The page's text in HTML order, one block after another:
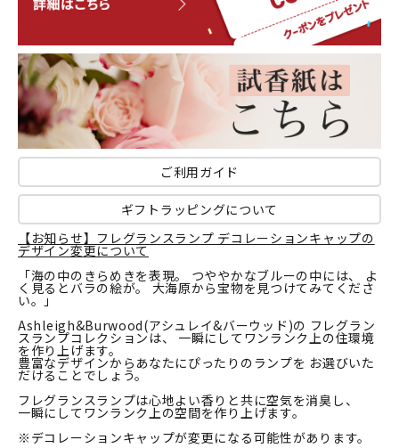
ご利用ガイド
ギフトラッピングについて
【お知らせ】フレグランスランプ デコレーションキャップの
デザイン変更について
「海の中のきらめきを表現。 つややかなブルーの中には、 よ
く見るとバラの絵が。 大海原から宝物を見つけてみてくださ
い。」
Ashleigh&Burwood(アシュレイ&バーウッド)の フレグラン
スランプコレクションは、 一瞬にしてワンランク上の住環境
を作り上げます。
豊富なデザインからあなたにぴったりのランプを お選びいた
だけることでしょう。
フレグランスランプは心地よい香りと共に空気を消臭し、
一瞬にしてワンランク上の空間を作り上げます。
※デコレーションキャップが変更になる可能性があります。